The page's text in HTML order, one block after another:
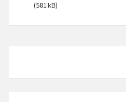
(581 kB)